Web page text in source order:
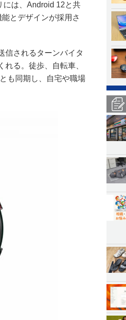
には、Android 12と共
とデザインが採用さ
信されるターンバイタ
る。徒歩、自転車、
も同期し、自宅や職場